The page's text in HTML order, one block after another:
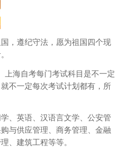
，遵纪守法，愿为祖国四个现
上海自考每门考试科目是不一定
不一定每次考试计划都有，所
、英语、汉语言文学、公安管
与供应管理、商务管理、金融
、建筑工程等等。